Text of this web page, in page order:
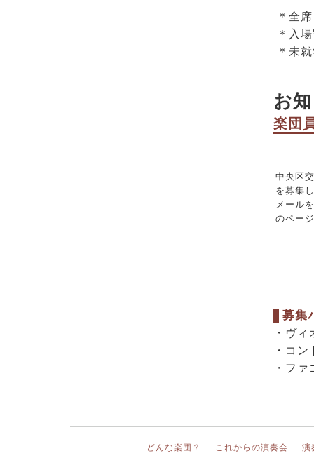
＊全
＊入
＊未
お
楽団
中央区
を募集
メール
のペー
募集
・ヴィ
・コ
・フ
どんな楽団？ これからの演奏会 演